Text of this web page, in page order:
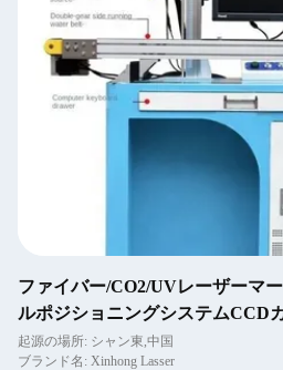
ファイバー/CO2/UVレーザーマ
ルポジショニングシステムCCD
起源の場所: シャン東,中国
ブランド名: Xinhong Lasser